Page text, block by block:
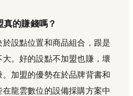
的賺錢嗎？
設點位置和商品組合，跟是
。好的設點不加盟也賺，壞
加盟的優勢在於品牌背書和
龍雲數位的設備採購方案中